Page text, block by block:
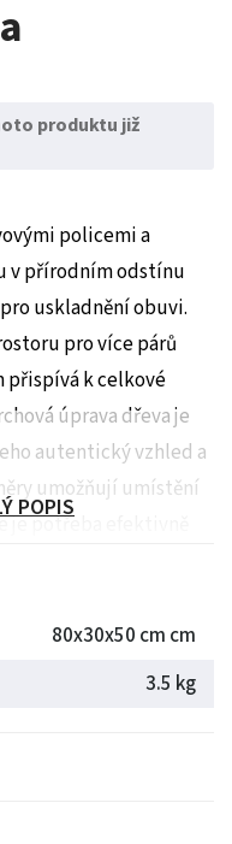
produktu již
policemi a
v přírodním odstínu
uskladnění obuvi.
pro více párů
přispívá k celkové
úprava dřeva je
autentický vzhled a
umožňují umístění
je potřeba efektivně
s jednoduchým
POPIS
80x30x50 cm cm
3.5 kg